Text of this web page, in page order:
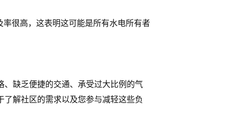
率很高，这表明这可能是所有水电所有者
缺乏便捷的交通、承受过大比例的气
解社区的需求以及您参与减轻这些负